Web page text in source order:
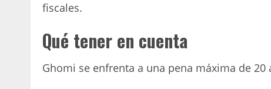
fiscales.
Qué tener en cuenta
Ghomi se enfrenta a una pena máxima de